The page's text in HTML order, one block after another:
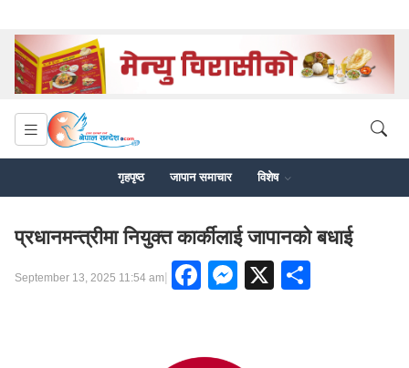
गृहपृष्ठ जापान समाचार विशेष
प्रधानमन्त्रीमा नियुक्त कार्कीलाई जापानको बधाई
September 13, 2025 11:54 am| Facebook
Messenger
X